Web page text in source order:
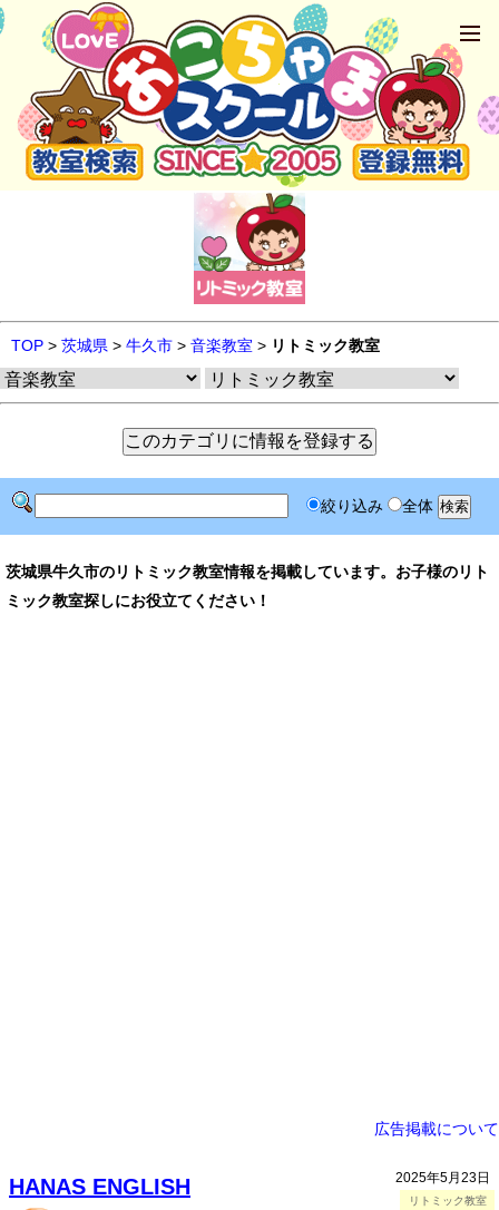
TOP > 茨城県 > 牛久市 > 音楽教室 > リトミック教室
絞り込み 全体
茨城県牛久市のリトミック教室情報を掲載しています。お子様のリト
ミック教室探しにお役立てください！
広告掲載について
2025年5月23日
リトミック教室
HANAS ENGLISH